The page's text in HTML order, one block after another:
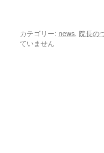
カテゴリー: news, 院長の
ていません